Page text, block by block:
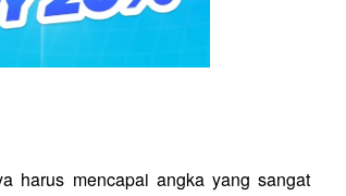
harus mencapai angka yang sangat